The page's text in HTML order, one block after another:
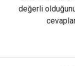
değerli